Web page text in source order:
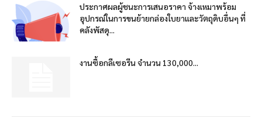
ประกาศผลผู้ชนะการเสนอราคา จ้างเหมาพร้อม
อุปกรณ์ในการขนย้ายกล่องใบยาและวัตถุดิบอื่นๆ ที่
คลังพัสดุ...
งานซื้อกลีเซอรีน จำนวน 130,000...